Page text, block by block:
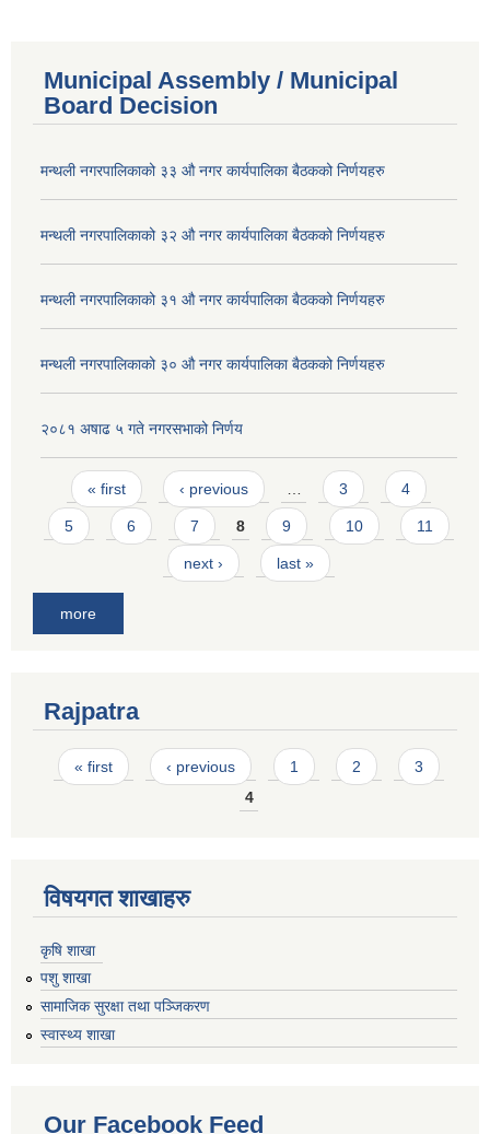
Municipal Assembly / Municipal
Board Decision
मन्थली नगरपालिकाको ३३ औ नगर कार्यपालिका बैठकको निर्णयहरु
मन्थली नगरपालिकाको ३२ औ नगर कार्यपालिका बैठकको निर्णयहरु
मन्थली नगरपालिकाको ३१ औ नगर कार्यपालिका बैठकको निर्णयहरु
मन्थली नगरपालिकाको ३० औ नगर कार्यपालिका बैठकको निर्णयहरु
२०८१ अषाढ ५ गते नगरसभाको निर्णय
Pages
« first ‹ previous 3 4
5 6 7 8 9 10 11
next › last »
more
Rajpatra
Pages
« first ‹ previous 1 2
3
4
विषयगत शाखाहरु
कृषि शाखा
पशु शाखा
सामाजिक सुरक्षा तथा पञ्जिकरण
स्वास्थ्य शाखा
Our Facebook Feed